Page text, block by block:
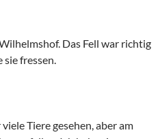
Das Fell war richtig
sie fressen.
Tiere gesehen, aber am